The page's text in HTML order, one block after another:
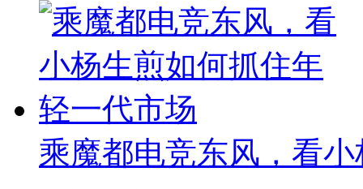
乘魔都电竞东风，看